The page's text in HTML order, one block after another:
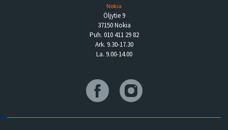
Nokia
Öljytie 9
37150 Nokia
Puh. 010 411 29 82
Ark. 9.30-17.30
La. 9.00-14.00